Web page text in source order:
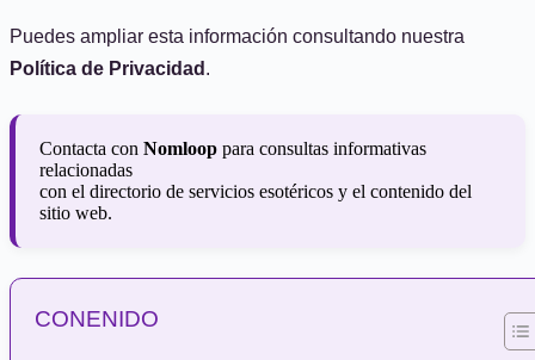
Puedes ampliar esta información consultando nuestra
Política de Privacidad .
Contacta con Nomloop para consultas informativas
relacionadas
con el directorio de servicios esotéricos y el contenido del
sitio web.
CONENIDO